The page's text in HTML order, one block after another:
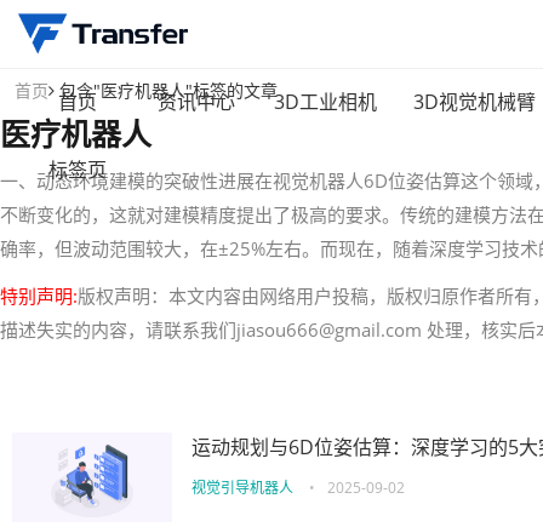
首页 资讯中心 3D工业相机 3D视觉机械臂
标签页
首页 包含"医疗机器人"标签的文章
医疗机器人
一、动态环境建模的突破性进展在视觉机器人6D位姿估算这个领
不断变化的，这就对建模精度提出了极高的要求。传统的建模方
确率，但波动范围较大，在±25%左右。而现在，随着深度学习技
特别声明:版权声明：本文内容由网络用户投稿，版权归原作者所
描述失实的内容，请联系我们jiasou666@gmail.com 处理，核实
运动规划与6D位姿估算：深度学习的5
视觉引导机器人 • 2025-09-02